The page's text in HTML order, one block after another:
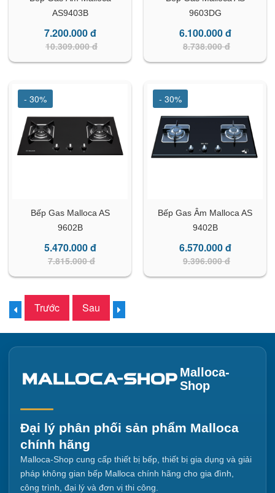
AS9403B
7.200.000 đ
10.309.000 đ
9603DG
6.100.000 đ
8.738.000 đ
- 30%
Bếp Gas Malloca AS
9602B
5.470.000 đ
7.815.000 đ
- 30%
Bếp Gas Âm Malloca AS
9402B
6.570.000 đ
9.396.000 đ
Trước Sau
Malloca-
Shop
Đại lý phân phối sản phẩm Malloca
chính hãng
Malloca-Shop cung cấp thiết bị bếp, thiết bị gia dụng và giải
pháp không gian bếp Malloca chính hãng cho gia đình,
công trình, đại lý và đơn vị thi công.